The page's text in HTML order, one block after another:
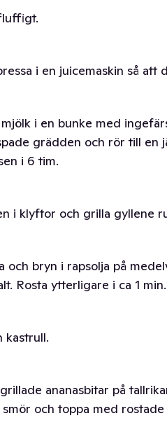
i en juicemaskin så
i en bunke med
grädden och rör till en
i 6 tim.
i klyftor och grilla gyllene
och bryn i rapsolja på
Rosta ytterligare i ca 1
kastrull.
ananasbitar på
och toppa med